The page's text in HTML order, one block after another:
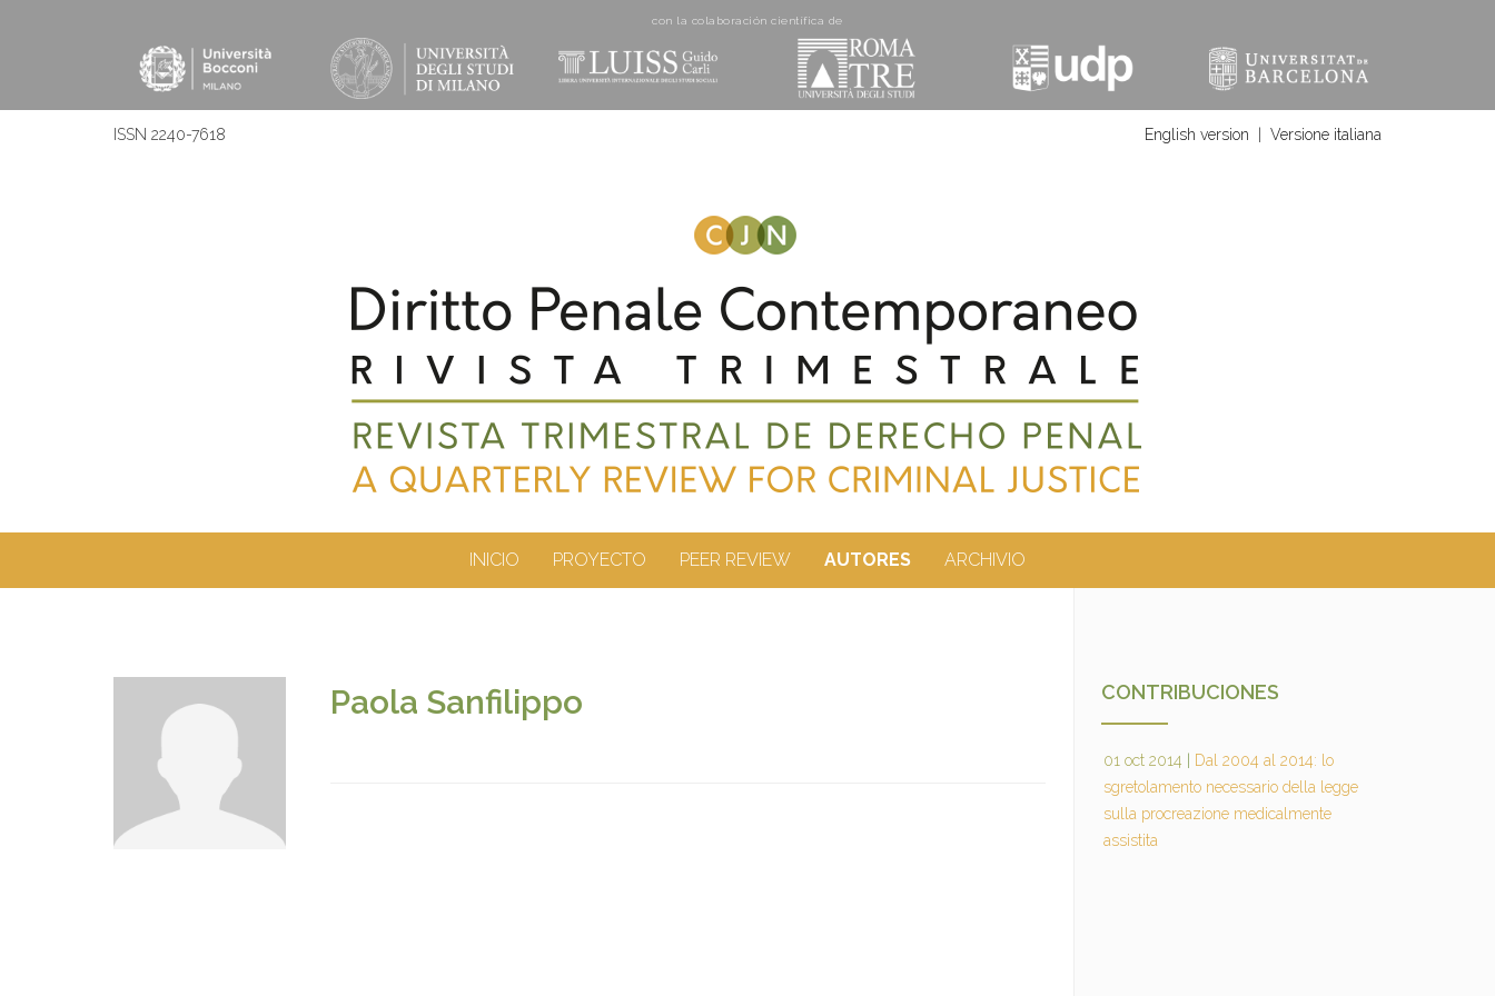
con la colaboración cientí­fica de
ISSN 2240-7618 English version Versione italiana
INICIO PROYECTO PEER REVIEW AUTORES ARCHIVIO
Paola Sanfilippo CONTRIBUCIONES
01 oct 2014
Dal 2004 al 2014: lo
sgretolamento necessario della legge
sulla procreazione medicalmente
assistita